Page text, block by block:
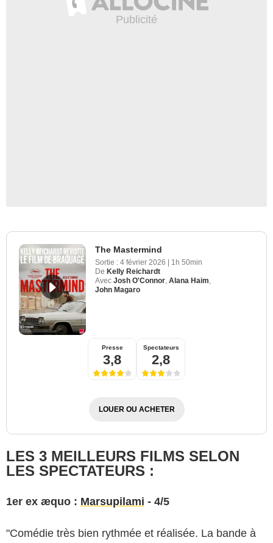
The Mastermind
Sortie : 4 février 2026 | 1h 50min
De Kelly Reichardt
Avec Josh O'Connor Alana Haim
John Magaro
Presse
3,8
Spectateurs
2,8
LOUER OU ACHETER
LES 3 MEILLEURS FILMS SELON
LES SPECTATEURS :
1er ex æquo : Marsupilami - 4/5
"Comédie très bien rythmée et réalisée. La bande à